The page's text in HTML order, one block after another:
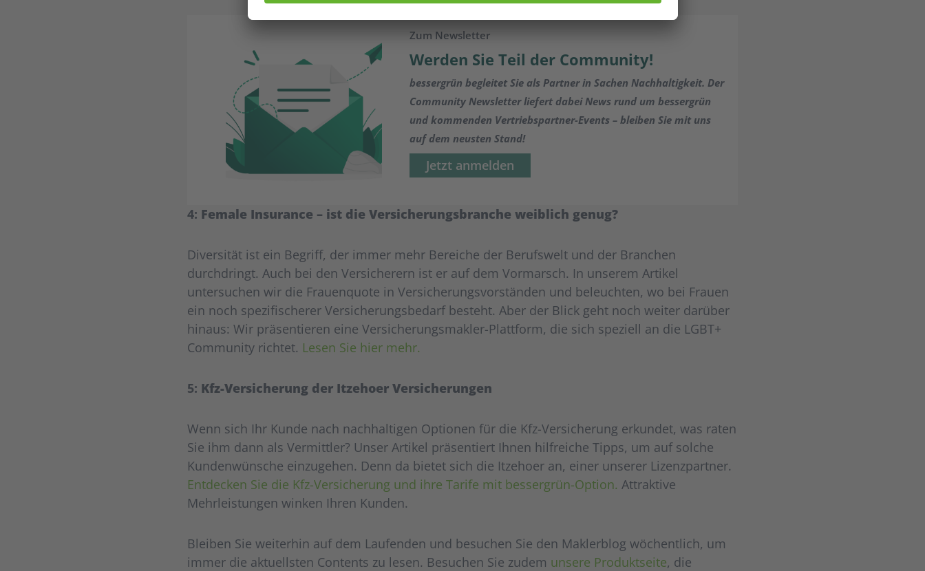
Zum Newsletter
Werden Sie Teil der Community!
bessergrün begleitet Sie als Partner in Sachen Nachhaltigkeit. Der
Community Newsletter liefert dabei News rund um bessergrün
und kommenden Vertriebspartner-Events – bleiben Sie mit uns
auf dem neusten Stand!
Jetzt anmelden
4: Female Insurance – ist die Versicherungsbranche weiblich genug?
Diversität ist ein Begriff, der immer mehr Bereiche der Berufswelt und der Branchen
durchdringt. Auch bei den Versicherern ist er auf dem Vormarsch. In unserem Artikel
untersuchen wir die Frauenquote in Versicherungsvorständen und beleuchten, wo bei Frauen
ein noch spezifischerer Versicherungsbedarf besteht. Aber der Blick geht noch weiter darüber
hinaus: Wir präsentieren eine Versicherungsmakler-Plattform, die sich speziell an die LGBT+
Community richtet. Lesen Sie hier mehr.
5: Kfz-Versicherung der Itzehoer Versicherungen
Wenn sich Ihr Kunde nach nachhaltigen Optionen für die Kfz-Versicherung erkundet, was raten
Sie ihm dann als Vermittler? Unser Artikel präsentiert Ihnen hilfreiche Tipps, um auf solche
Kundenwünsche einzugehen. Denn da bietet sich die Itzehoer an, einer unserer Lizenzpartner.
Entdecken Sie die Kfz-Versicherung und ihre Tarife mit bessergrün-Option. Attraktive
Mehrleistungen winken Ihren Kunden.
Bleiben Sie weiterhin auf dem Laufenden und besuchen Sie den Maklerblog wöchentlich, um
immer die aktuellsten Contents zu lesen. Besuchen Sie zudem unsere Produktseite, die